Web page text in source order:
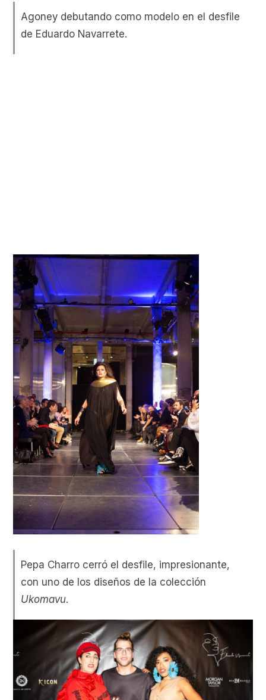
Agoney debutando como modelo en el desfile
de Eduardo Navarrete.
Pepa Charro cerró el desfile, impresionante,
con uno de los diseños de la colección
Ukomavu.